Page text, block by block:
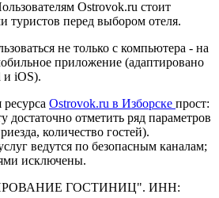
Ostrovok.ru стоит
туристов перед выбором отеля.
не только с компьютера - на
приложение (адаптировано
и iOS).
Ostrovok.ru в Изборске прост:
достаточно отметить ряд параметров
количество гостей).
ведутся по безопасным каналам;
исключены.
ГОСТИНИЦ". ИНН: